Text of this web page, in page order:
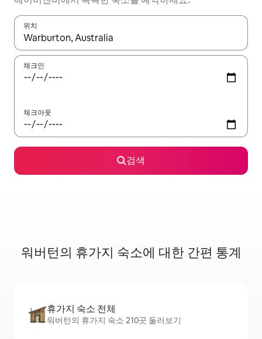
위치
결과가 나오면 위·아래 화살표 키를 사용하거나 터치 또는 스와이
체크인
체크아웃
검색
워버턴의 휴가지 숙소에 대한 간편 통계
휴가지 숙소 전체
워버턴의 휴가지 숙소 210곳 둘러보기